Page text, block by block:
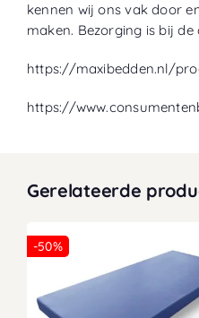
kennen wij ons vak door
maken. Bezorging is bij
https://maxibedden.nl/
https://
Gerelateerde
-50%